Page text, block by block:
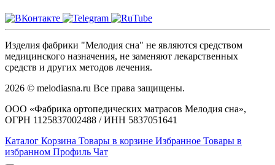
Изделия фабрики "Мелодия сна" не являются средством
медицинского назначения, не заменяют лекарственных
средств и других методов лечения.
2026 © melodiasna.ru Все права защищены.
ООО «Фабрика ортопедических матрасов Мелодия сна»,
ОГРН 1125837002488 / ИНН 5837051641
Каталог Корзина Товары в корзине Избранное Товары в
избранном Профиль Чат